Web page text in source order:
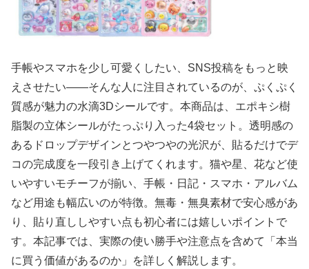
手帳やスマホを少し可愛くしたい、SNS投稿をもっと映
えさせたい——そんな人に注目されているのが、ぷくぷく
質感が魅力の水滴3Dシールです。本商品は、エポキシ樹
脂製の立体シールがたっぷり入った4袋セット。透明感の
あるドロップデザインとつやつやの光沢が、貼るだけでデ
コの完成度を一段引き上げてくれます。猫や星、花など使
いやすいモチーフが揃い、手帳・日記・スマホ・アルバム
など用途も幅広いのが特徴。無毒・無臭素材で安心感があ
り、貼り直ししやすい点も初心者には嬉しいポイントで
す。本記事では、実際の使い勝手や注意点を含めて「本当
に買う価値があるのか」を詳しく解説します。